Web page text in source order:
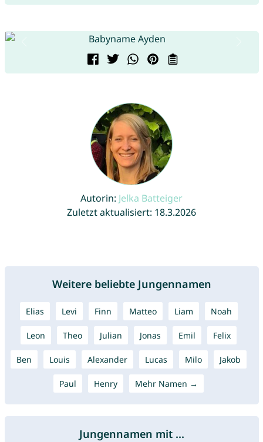
Autorin: Jelka Batteiger
Zuletzt aktualisiert: 18.3.2026
Weitere beliebte Jungennamen
Elias Levi Finn Matteo Liam Noah
Leon Theo Julian Jonas Emil Felix
Ben Louis Alexander Lucas Milo Jakob
Paul Henry Mehr Namen →
Jungennamen mit ...